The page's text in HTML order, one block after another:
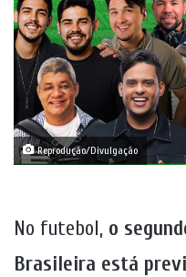
mail
Reprodução/Divulgação
No futebol, o
Brasileira está